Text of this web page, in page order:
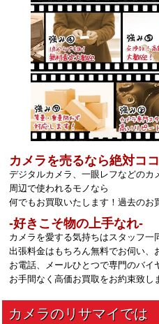
カメラを売るなら絶対ココ
デジタルカメラ、一眼レフなどのカ
周辺で使われるモノなら
何でもお買取いたします！過去のお
‐好きこそ物の上手なれ‐
カメラを愛する気持ちはスタッフ一
出張料金はもちろん無料でお伺い、
お電話、メールひとつで専門のバイ
お手間なく高価お買取をお約束致し